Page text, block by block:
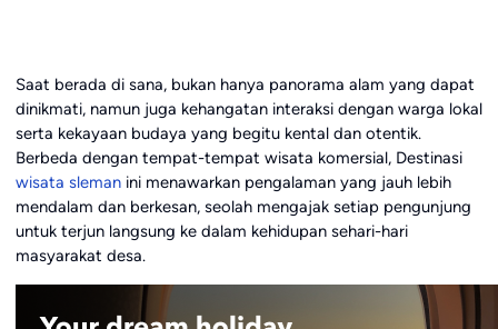
Saat berada di sana, bukan hanya panorama alam yang dapat
dinikmati, namun juga kehangatan interaksi dengan warga lokal
serta kekayaan budaya yang begitu kental dan otentik.
Berbeda dengan tempat-tempat wisata komersial, Destinasi
wisata slemanini menawarkan pengalaman yang jauh lebih
mendalam dan berkesan, seolah mengajak setiap pengunjung
untuk terjun langsung ke dalam kehidupan sehari-hari
masyarakat desa.